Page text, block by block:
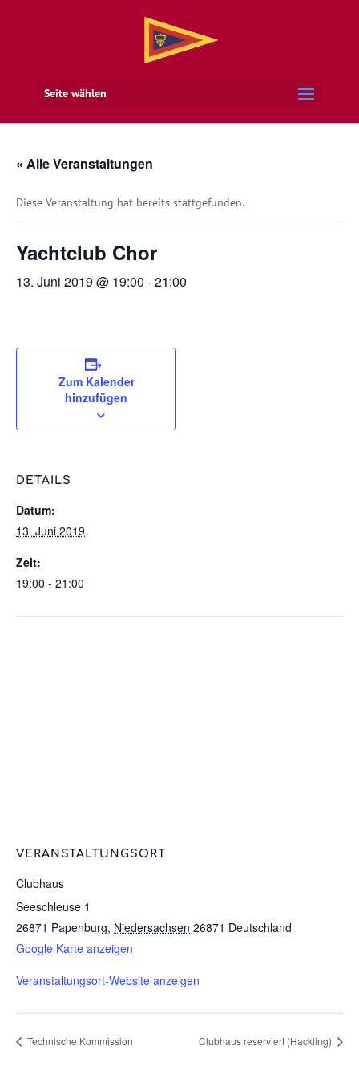
Seite wählen
« Alle Veranstaltungen
Diese Veranstaltung hat bereits stattgefunden.
Yachtclub Chor
13. Juni 2019 @ 19:00 -21:00
Zum Kalender
hinzufügen
DETAILS
Datum:
13. Juni 2019
Zeit:
19:00 - 21:00
VERANSTALTUNGSORT
Clubhaus
Seeschleuse 1
26871 Papenburg, Niedersachsen 26871 Deutschland
Google Karte anzeigen
Veranstaltungsort-Website anzeigen
Technische Kommission Clubhaus reserviert (Hackling)